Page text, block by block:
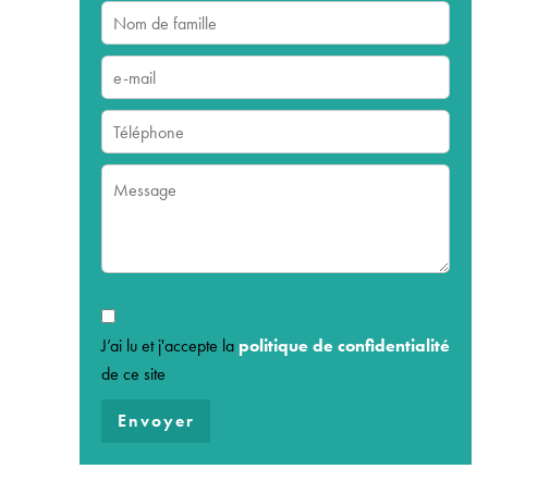
J’ai lu et j'accepte la politique de confidentialité
de ce site
Envoyer